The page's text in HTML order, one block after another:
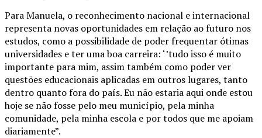
Para Manuela, o reconhecimento nacional e internacional
representa novas oportunidades em relação ao futuro nos
estudos, como a possibilidade de poder frequentar ótimas
universidades e ter uma boa carreira: ‘’tudo isso é muito
importante para mim, assim também como poder ver
questões educacionais aplicadas em outros lugares, tanto
dentro quanto fora do país. Eu não estaria aqui onde estou
hoje se não fosse pelo meu município, pela minha
comunidade, pela minha escola e por todos que me apoiam
diariamente”.